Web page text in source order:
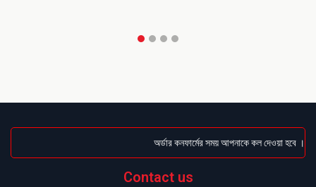
অর্ডার কনফার্মের সময় আপনাকে কল দেওয়া হবে ।
Contact us